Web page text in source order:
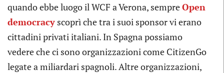
quando ebbe luogo il WCF a Verona, sempreOpen
democracy scoprì che tra i suoi sponsor vi erano
cittadini privati italiani. In Spagna possiamo
vedere che ci sono organizzazioni come CitizenGo
legate a miliardari spagnoli. Altre organizzazioni,